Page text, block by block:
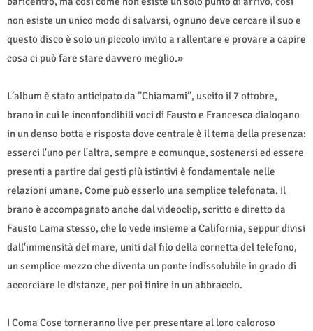
non esiste un unico modo di salvarsi, ognuno deve cercare il suo e
questo disco è solo un piccolo invito a rallentare e provare a capire
cosa ci può fare stare davvero meglio.»
L’album è stato anticipato da ”Chiamami”, uscito il 7 ottobre,
brano in cui le inconfondibili voci di Fausto e Francesca dialogano
in un denso botta e risposta dove centrale è il tema della presenza:
esserci l'uno per l'altra, sempre e comunque, sostenersi ed essere
presenti a partire dai gesti più istintivi è fondamentale nelle
relazioni umane. Come può esserlo una semplice telefonata. Il
brano è accompagnato anche dal videoclip, scritto e diretto da
Fausto Lama stesso, che lo vede insieme a California, seppur divisi
dall'immensità del mare, uniti dal filo della cornetta del telefono,
un semplice mezzo che diventa un ponte indissolubile in grado di
accorciare le distanze, per poi finire in un abbraccio.
I Coma Cose torneranno live per presentare al loro caloroso